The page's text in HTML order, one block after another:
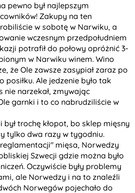
pewno był najlepszym
Zakupy na ten
w sobotę w Narwiku, a
wczesnym przedpołudniem
potrafił do połowy opróżnić 3-
w Narwiku winem. Wino
że Ole zawsze zasypiał zaraz po
posiłku. Ale jedzenie było tak
nie narzekał, zmywając
garnki i to co nabrudziliście w
był trochę kłopot, bo sklep mięsny
tylko dwa razy w tygodniu.
mięsa, Norwedzy
Szwecji gdzie można było
Oczywiście były problemy
ale Norwedzy i na to znaleźli
Norwegów pojechało do